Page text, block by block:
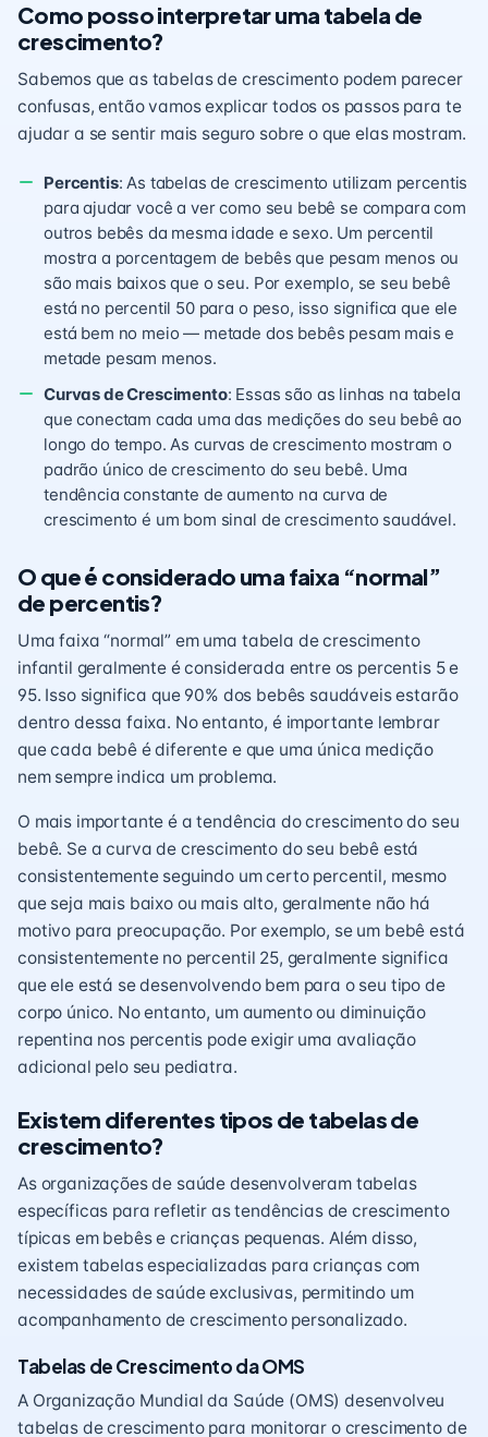
Como posso interpretar uma tabela de
crescimento?
Sabemos que as tabelas de crescimento podem parecer
confusas, então vamos explicar todos os passos para te
ajudar a se sentir mais seguro sobre o que elas mostram.
Percentis: As tabelas de crescimento utilizam percentis
para ajudar você a ver como seu bebê se compara com
outros bebês da mesma idade e sexo. Um percentil
mostra a porcentagem de bebês que pesam menos ou
são mais baixos que o seu. Por exemplo, se seu bebê
está no percentil 50 para o peso, isso significa que ele
está bem no meio — metade dos bebês pesam mais e
metade pesam menos.
Curvas de Crescimento: Essas são as linhas na tabela
que conectam cada uma das medições do seu bebê ao
longo do tempo. As curvas de crescimento mostram o
padrão único de crescimento do seu bebê. Uma
tendência constante de aumento na curva de
crescimento é um bom sinal de crescimento saudável.
O que é considerado uma faixa “normal”
de percentis?
Uma faixa “normal” em uma tabela de crescimento
infantil geralmente é considerada entre os percentis 5 e
95. Isso significa que 90% dos bebês saudáveis estarão
dentro dessa faixa. No entanto, é importante lembrar
que cada bebê é diferente e que uma única medição
nem sempre indica um problema.
O mais importante é a tendência do crescimento do seu
bebê. Se a curva de crescimento do seu bebê está
consistentemente seguindo um certo percentil, mesmo
que seja mais baixo ou mais alto, geralmente não há
motivo para preocupação. Por exemplo, se um bebê está
consistentemente no percentil 25, geralmente significa
que ele está se desenvolvendo bem para o seu tipo de
corpo único. No entanto, um aumento ou diminuição
repentina nos percentis pode exigir uma avaliação
adicional pelo seu pediatra.
Existem diferentes tipos de tabelas de
crescimento?
As organizações de saúde desenvolveram tabelas
específicas para refletir as tendências de crescimento
típicas em bebês e crianças pequenas. Além disso,
existem tabelas especializadas para crianças com
necessidades de saúde exclusivas, permitindo um
acompanhamento de crescimento personalizado.
Tabelas de Crescimento da OMS
A Organização Mundial da Saúde (OMS) desenvolveu
tabelas de crescimento para monitorar o crescimento de